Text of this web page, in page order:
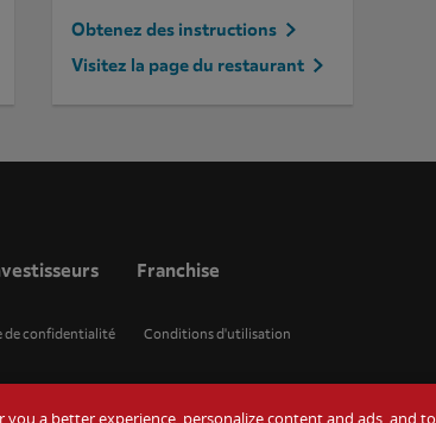
Obtenez des instructions
Visitez la page du restaurant
Franchise
de confidentialité Conditions d'utilisation
a better experience, personalize content and ads, and to